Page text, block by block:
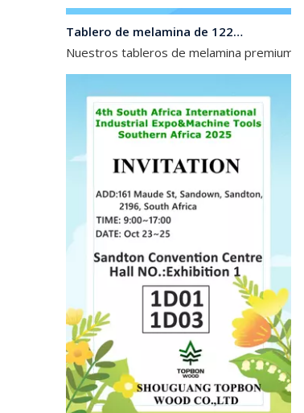
Tablero de melamina de 1220*2440 mm/2100*2800/1830*2745 mm/2140*2440 mm/1830*2440 mm para el mercado de América Central y del Sur
Nuestros tableros de melamina